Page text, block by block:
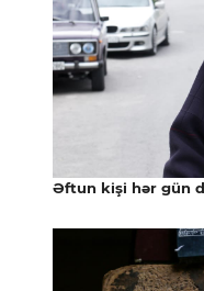
Əftun kişi hər gün